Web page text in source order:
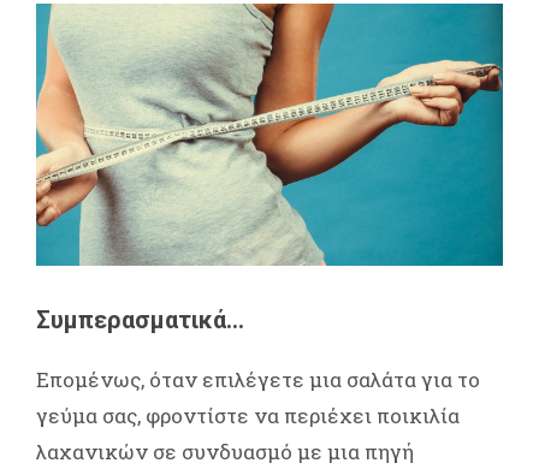
Συμπερασματικά…
Επομένως, όταν επιλέγετε μια σαλάτα για το
γεύμα σας, φροντίστε να περιέχει ποικιλία
λαχανικών σε συνδυασμό με μια πηγή